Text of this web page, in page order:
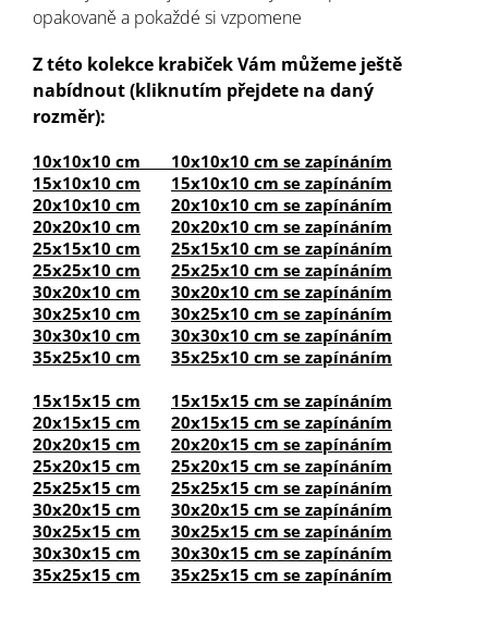
opakovaně a pokaždé si vzpomene
Z této kolekce krabiček Vám můžeme ještě
nabídnout (kliknutím přejdete na daný
rozměr):
10x10x10 cm 10x10x10 cm se zapínáním
15x10x10 cm
15x10x10 cm se zapínáním
20x10x10 cm
20x10x10 cm se zapínáním
20x20x10 cm
20x20x10 cm se zapínáním
25x15x10 cm
25x15x10 cm se zapínáním
25x25x10 cm
25x25x10 cm se zapínáním
30x20x10 cm
30x20x10 cm se zapínáním
30x25x10 cm
30x25x10 cm se zapínáním
30x30x10 cm
30x30x10 cm se zapínáním
35x25x10 cm
35x25x10 cm se zapínáním
15x15x15 cm
15x15x15 cm se zapínáním
20x15x15 cm
20x15x15 cm se zapínáním
20x20x15 cm
20x20x15 cm se zapínáním
25x20x15 cm
25x20x15 cm se zapínáním
25x25x15 cm
25x25x15 cm se zapínáním
30x20x15 cm
30x20x15 cm se zapínáním
30x25x15 cm
30x25x15 cm se zapínáním
30x30x15 cm
30x30x15 cm se zapínáním
35x25x15 cm
35x25x15 cm se zapínáním